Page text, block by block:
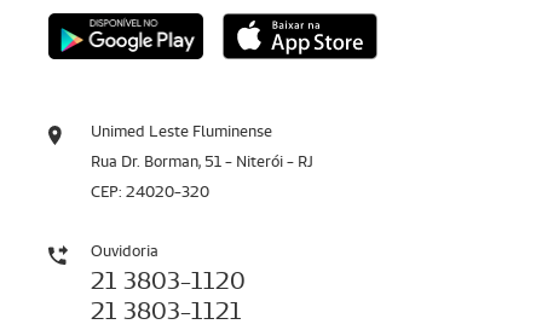
Unimed Leste Fluminense
Rua Dr. Borman, 51 - Niterói - RJ
CEP: 24020-320
Ouvidoria
21 3803-1120
21 3803-1121